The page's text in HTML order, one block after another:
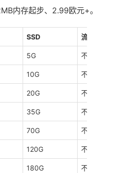
内存起步、2.99欧元+。
SSD 流量
5G 不限
10G 不限
20G 不限
35G 不限
70G 不限
120G 不限
180G 不限